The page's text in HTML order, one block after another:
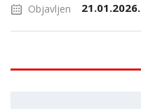
Objavljen 21.01.2026.